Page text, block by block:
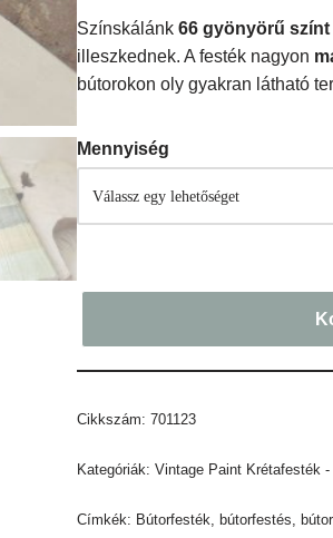
Színskálánk66 gyönyörű színt
illeszkednek. A festék nagyon
bútorokon oly gyakran látható
Mennyiség
Cikkszám:701123
Kategóriák:Vintage Paint Krétafesték
Címkék: Bútorfesték, bútorfestés,